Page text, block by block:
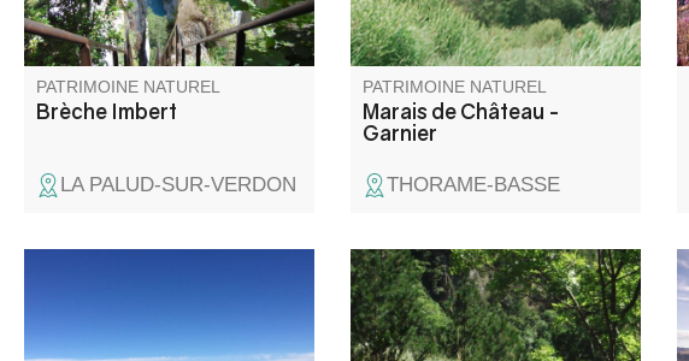
PATRIMOINE NATUREL
Brèche Imbert
LA PALUD-SUR-VERDON
PATRIMOINE NATUREL
Marais de Château -
Garnier
THORAME-BASSE
la haute vallée du Verdon.
A l’entrée ouest des Gorges du
Verdon, la réserve naturelle de
Saint-Maurin est caractérisée